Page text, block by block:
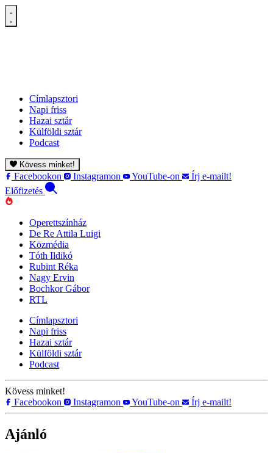
Címlapsztori
Napi friss
Hazai sztár
Külföldi sztár
Podcast
Kövess minket!
Facebookon Instagramon YouTube-on
Írj e-mailt!
Előfizetés
Operettszínház
De Re Attila Luigi
Közmédia
Tóth Ildikó
Rubint Réka
Nagy Ervin
Bochkor Gábor
RTL
Címlapsztori
Napi friss
Hazai sztár
Külföldi sztár
Podcast
Kövess minket!
Facebookon
Instagramon YouTube-on Írj e-mailt!
Ajánló